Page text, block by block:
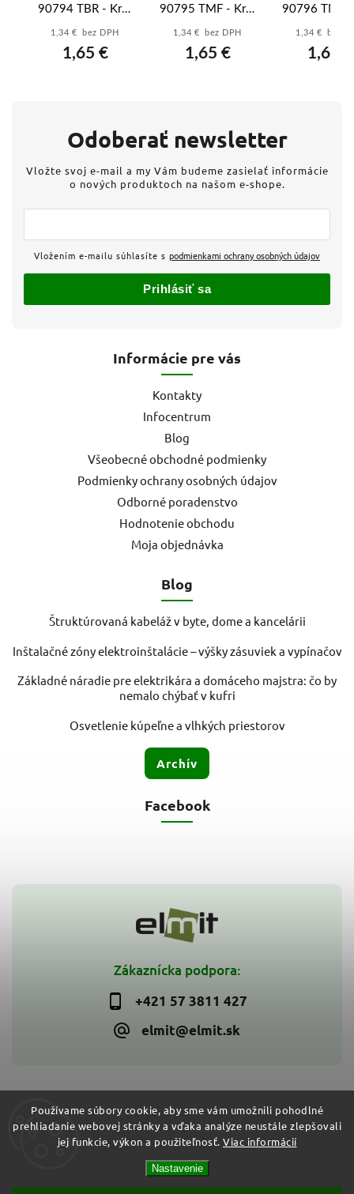
Používame súbory cookie, aby sme vám umožnili pohodlné
prehliadanie webovej stránky a vďaka analýze neustále zlepšovali
jej funkcie, výkon a použiteľnosť. Viac informácií
Nastavenie
90794 TBR - Kryt
tlačidla, symbol
LED, biela
1,34 € bez DPH
1,65 €
90795 TMF - Kryt
tlačidla, symbol
orientačná LED,
1,34 € bez DPH
1,65 €
90796 TMF
tlačidla,
orientačná
1,34 € bez
1,65 €
Zákaznícka podpora:
+421 57 3811 427
elmit@elmit.sk
Informácie pre vás
Kontakty
Infocentrum
Blog
Všeobecné obchodné podmienky
Podmienky ochrany osobných údajov
Odborné poradenstvo
Hodnotenie obchodu
Moja objednávka
Blog
Štruktúrovaná kabeláž v byte, dome a kancelárii
Inštalačné zóny elektroinštalácie – výšky zásuviek a vypínačov
Základné náradie pre elektrikára a domáceho majstra: čo by
nemalo chýbať v kufri
Osvetlenie kúpeľne a vlhkých priestorov
Archív
Odoberať newsletter
Vložte svoj e-mail a my Vám budeme zasielať informácie
o nových produktoch na našom e-shope.
Vložením e-mailu súhlasíte s podmienkami ochrany osobných údajov
Prihlásiť sa
Facebook
Copyright 2026ELMIT - Elektroinštalačný materiál, svietidlá.
Všetky práva vyhradené.
Shoptet| Design